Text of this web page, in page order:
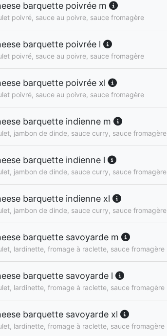
barquette poivrée m
poivré, sauce au poivre, sauce fromagère
barquette poivrée l
poivré, sauce au poivre, sauce fromagère
barquette poivrée xl
poivré, sauce au poivre, sauce fromagère
barquette indienne m
jambon de dinde, sauce curry, sauce fromagère
barquette indienne l
jambon de dinde, sauce curry, sauce fromagère
barquette indienne xl
jambon de dinde, sauce curry, sauce fromagère
barquette savoyarde m
lardinette, fromage à raclette, sauce fromagère
barquette savoyarde l
lardinette, fromage à raclette, sauce fromagère
barquette savoyarde xl
lardinette, fromage à raclette, sauce fromagère